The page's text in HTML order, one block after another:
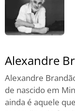
Alexandre
Alexandre
de nascido em
ainda é aquele